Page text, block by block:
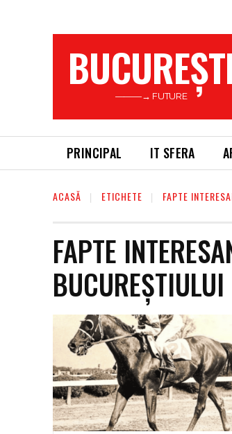
———→ FUTURE
PRINCIPAL IT SFERA
ACASĂ ETICHETE FAPTE
FAPTE
BUCUREȘTIULUI